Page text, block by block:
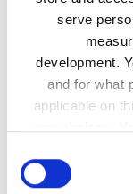
serve
development.
and for what
applicable on